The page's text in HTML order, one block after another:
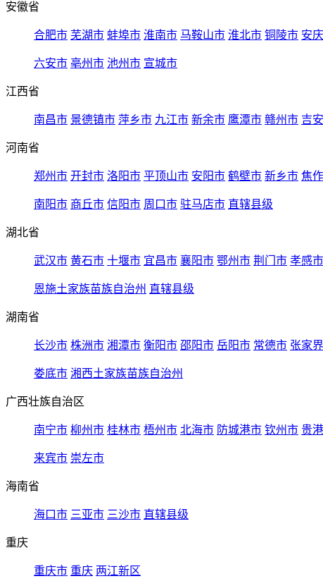
安徽省
合肥市 芜湖市 蚌埠市 淮南市 马鞍山市 淮北市 铜陵市 安
六安市 亳州市 池州市 宣城市
江西省
南昌市 景德镇市 萍乡市 九江市 新余市 鹰潭市 赣州市 吉
河南省
郑州市 开封市 洛阳市 平顶山市 安阳市 鹤壁市 新乡市 焦
南阳市 商丘市 信阳市 周口市 驻马店市 直辖县级
湖北省
武汉市 黄石市 十堰市 宜昌市 襄阳市 鄂州市 荆门市 孝感市
恩施土家族苗族自治州 直辖县级
湖南省
长沙市 株洲市 湘潭市 衡阳市 邵阳市 岳阳市 常德市 张家
娄底市 湘西土家族苗族自治州
广西壮族自治区
南宁市 柳州市 桂林市 梧州市 北海市 防城港市 钦州市 贵
来宾市 崇左市
海南省
海口市 三亚市 三沙市 直辖县级
重庆
重庆市 重庆 两江新区